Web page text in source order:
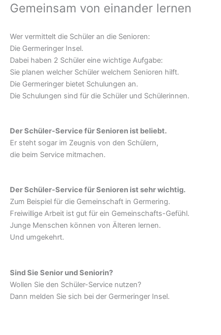
Gemeinsam von einander lernen
Wer vermittelt die Schüler an die Senioren:
Die Germeringer Insel.
Dabei haben 2 Schüler eine wichtige Aufgabe:
Sie planen welcher Schüler welchem Senioren hilft.
Die Germeringer bietet Schulungen an.
Die Schulungen sind für die Schüler und Schülerinnen.
Der Schüler-Service für Senioren ist beliebt.
Er steht sogar im Zeugnis von den Schülern,
die beim Service mitmachen.
Der Schüler-Service für Senioren ist sehr wichtig.
Zum Beispiel für die Gemeinschaft in Germering.
Freiwillige Arbeit ist gut für ein Gemeinschafts-Gefühl.
Junge Menschen können von Älteren lernen.
Und umgekehrt.
Sind Sie Senior und Seniorin?
Wollen Sie den Schüler-Service nutzen?
Dann melden Sie sich bei der Germeringer Insel.